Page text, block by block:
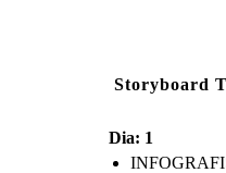
Storyboard
Dia: 1